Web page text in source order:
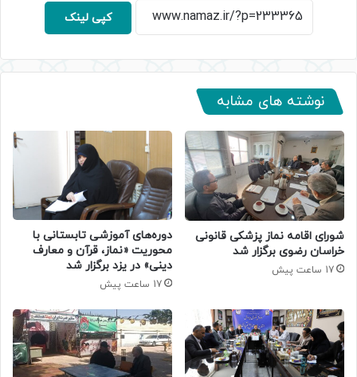
کپی لینک
نوشته های مشابه
شورای اقامه نماز پزشکی قانونی
خراسان رضوی برگزار شد
17 ساعت پیش
دوره‌های آموزشی تابستانی با
محوریت «نماز، قرآن و معارف
دینی» در یزد برگزار شد
17 ساعت پیش